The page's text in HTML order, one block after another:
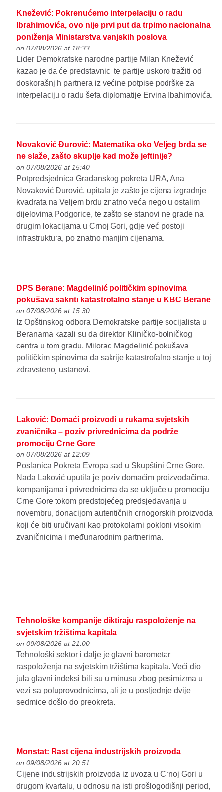
Knežević: Pokrenućemo interpelaciju o radu
Ibrahimovića, ovo nije prvi put da trpimo nacionalna
poniženja Ministarstva vanjskih poslova
on 07/08/2026 at 18:33
Lider Demokratske narodne partije Milan Knežević
kazao je da će predstavnici te partije uskoro tražiti od
doskorašnjih partnera iz većine potpise podrške za
interpelaciju o radu šefa diplomatije Ervina Ibahimovića.
Novaković Đurović: Matematika oko Veljeg brda se
ne slaže, zašto skuplje kad može jeftinije?
on 07/08/2026 at 15:40
Potpredsjednica Građanskog pokreta URA, Ana
Novaković Đurović, upitala je zašto je cijena izgradnje
kvadrata na Veljem brdu znatno veća nego u ostalim
dijelovima Podgorice, te zašto se stanovi ne grade na
drugim lokacijama u Crnoj Gori, gdje već postoji
infrastruktura, po znatno manjim cijenama.
DPS Berane: Magdelinić političkim spinovima
pokušava sakriti katastrofalno stanje u KBC Berane
on 07/08/2026 at 15:30
Iz Opštinskog odbora Demokratske partije socijalista u
Beranama kazali su da direktor Kliničko-bolničkog
centra u tom gradu, Milorad Magdelinić pokušava
političkim spinovima da sakrije katastrofalno stanje u toj
zdravstenoj ustanovi.
Laković: Domaći proizvodi u rukama svjetskih
zvaničnika – poziv privrednicima da podrže
promociju Crne Gore
on 07/08/2026 at 12:09
Poslanica Pokreta Evropa sad u Skupštini Crne Gore,
Nađa Laković uputila je poziv domaćim proizvođačima,
kompanijama i privrednicima da se uključe u promociju
Crne Gore tokom predstojećeg predsjedavanja u
novembru, donacijom autentičnih crnogorskih proizvoda
koji će biti uručivani kao protokolarni pokloni visokim
zvaničnicima i međunarodnim partnerima.
Tehnološke kompanije diktiraju raspoloženje na
svjetskim tržištima kapitala
on 09/08/2026 at 21:00
Tehnološki sektor i dalje je glavni barometar
raspoloženja na svjetskim tržištima kapitala. Veći dio
jula glavni indeksi bili su u minusu zbog pesimizma u
vezi sa poluprovodnicima, ali je u posljednje dvije
sedmice došlo do preokreta.
Monstat: Rast cijena industrijskih proizvoda
on 09/08/2026 at 20:51
Cijene industrijskih proizvoda iz uvoza u Crnoj Gori u
drugom kvartalu, u odnosu na isti prošlogodišnji period,